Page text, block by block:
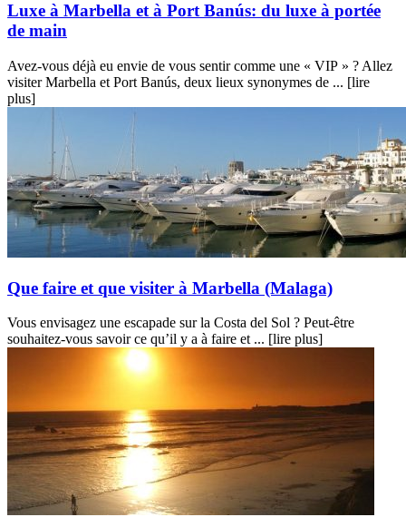
Luxe à Marbella et à Port Banús: du luxe à portée
de main
Avez-vous déjà eu envie de vous sentir comme une « VIP » ? Allez
visiter Marbella et Port Banús, deux lieux synonymes de ... [lire
plus]
Que faire et que visiter à Marbella (Malaga)
Vous envisagez une escapade sur la Costa del Sol ? Peut-être
souhaitez-vous savoir ce qu’il y a à faire et ... [lire plus]